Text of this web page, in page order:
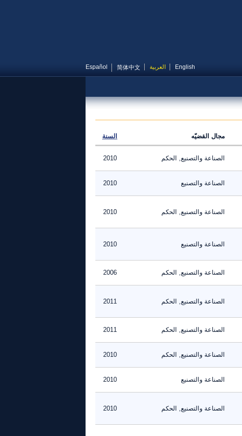
English العربية 简体中文
Español
مجال القضيّه السنة
الصناعة والتصنيع, الحكم 2010
الصناعة والتصنيع 2010
الصناعة والتصنيع, الحكم 2010
الصناعة والتصنيع 2010
الصناعة والتصنيع, الحكم 2006
الصناعة والتصنيع, الحكم 2011
الصناعة والتصنيع, الحكم 2011
الصناعة والتصنيع, الحكم 2010
الصناعة والتصنيع 2010
الصناعة والتصنيع, الحكم 2010